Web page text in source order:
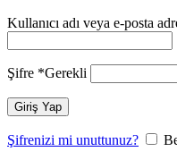
Kullanıcı adı veya e-posta
Şifre *Gerekli
Giriş Yap
Şifrenizi mi unuttunuz?